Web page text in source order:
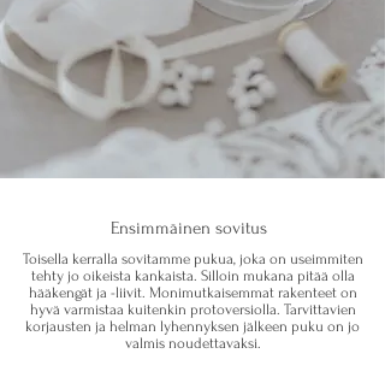
Ensimmäinen sovitus
Toisella kerralla sovitamme pukua, joka on useimmiten
tehty jo oikeista kankaista. Silloin mukana pitää olla
hääkengät ja -liivit. Monimutkaisemmat rakenteet on
hyvä varmistaa kuitenkin protoversiolla. Tarvittavien
korjausten ja helman lyhennyksen jälkeen puku on jo
valmis noudettavaksi.